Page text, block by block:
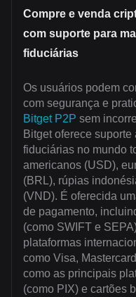
Compre e venda
com suporte para
fiduciárias
Os usuários podem
com segurança e
Bitget P2P sem
Bitget oferece
fiduciárias no mundo
americanos (USD),
(BRL), rúpias
(VND). É oferecida
de pagamento,
(como SWIFT e
plataformas
como Visa,
como as principais
(como PIX) e cartões